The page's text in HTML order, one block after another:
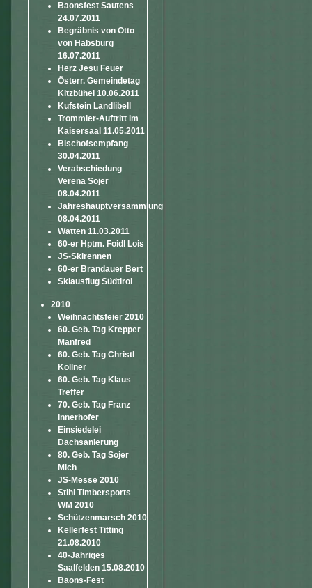
Baonsfest Sautens
24.07.2011
Begräbnis von Otto
von Habsburg
16.07.2011
Herz Jesu Feuer
Österr. Gemeindetag
Kitzbühel 10.06.2011
Kufstein Landlibell
Trommler-Auftritt im
Kaisersaal 11.05.2011
Bischofsempfang
30.04.2011
Verabschiedung
Verena Sojer
08.04.2011
Jahreshauptversammlung
08.04.2011
Watten 11.03.2011
60-er Hptm. Foidl Lois
JS-Skirennen
60-er Brandauer Bert
Skiausflug Südtirol
2010
Weihnachtsfeier 2010
60. Geb. Tag Krepper
Manfred
60. Geb. Tag Christl
Köllner
60. Geb. Tag Klaus
Treffer
70. Geb. Tag Franz
Innerhofer
Einsiedelei
Dachsanierung
80. Geb. Tag Sojer
Mich
JS-Messe 2010
Stihl Timbersports
WM 2010
Schützenmarsch 2010
Kellerfest Titting
21.08.2010
40-Jähriges
Saalfelden 15.08.2010
Baons-Fest